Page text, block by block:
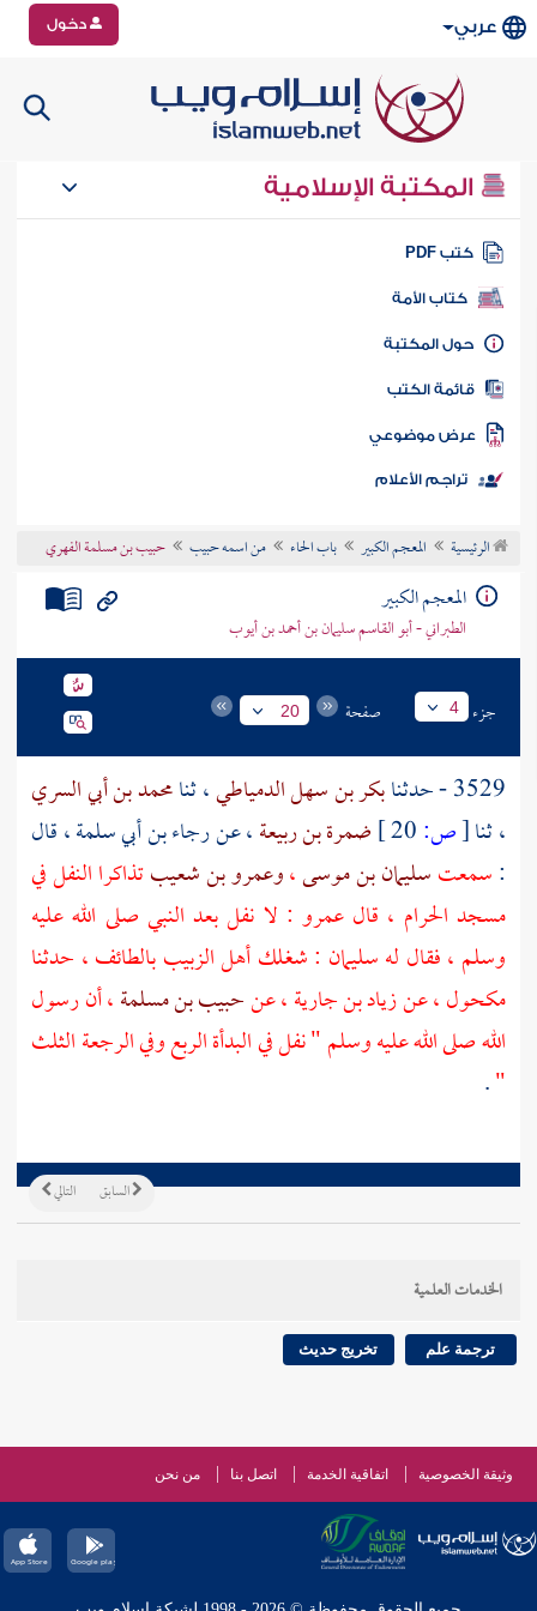
عربي دخول
المكتبة الإسلامية
كتب PDF
كتاب الأمة
المكتبة
الكتب
موضوعي
تراجم الأعلام
الرئيسية المعجم الكبير باب الحاء من اسمه حبيب حبيب بن مسلمة الفهري
المعجم الكبير
الطبراني - أبو القاسم سليمان بن أحمد بن أيوب
جزء 4 صفحة 20
3529 - حدثنا بكر بن سهل الدمياطي، ثنامحمد بن أبي السري
، ثنا[ص: ضمرة بن ربيعة، عنرجاء بن أبي سلمة، قال
:سمعتسليمان بن موسى،وعمرو بن شعيبتذاكرا النفل في
مسجد الحرام ، قالعمرو : لا نفل بعد النبي صلى الله عليه
وسلم ، فقال لهسليمان : شغلك أهل الزبيببالطائف، حدثنا
مكحول، عنزياد بن جارية، عنحبيب بن مسلمة، أن رسول
الله صلى الله عليه وسلم " نفل في البدأة الربع وفي الرجعة الثلث
"
.
التالي السابق
الخدمات العلمية
ترجمة علم تخريج حديث
وثيقة الخصوصية اتفاقية الخدمة اتصل بنا من نحن